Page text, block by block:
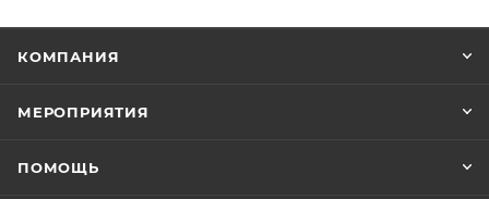
КОМПАНИЯ
МЕРОПРИЯТИЯ
ПОМОЩЬ